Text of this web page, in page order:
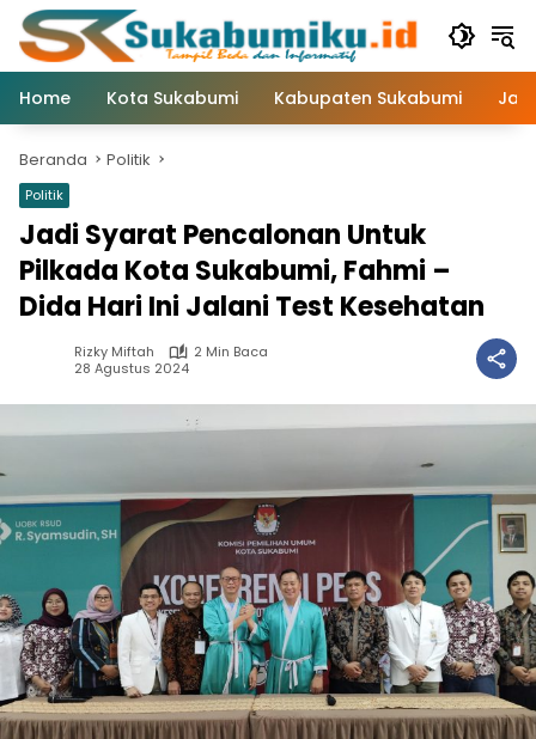
Langsung
konten
Home
Kota Sukabumi Kabupaten Sukabumi
Beranda Politik
Politik
Jadi Syarat Pencalonan Untuk
Pilkada Kota Sukabumi, Fahmi –
Dida Hari Ini Jalani Test Kesehatan
Rizky Miftah
2 Min Baca
28 Agustus 2024